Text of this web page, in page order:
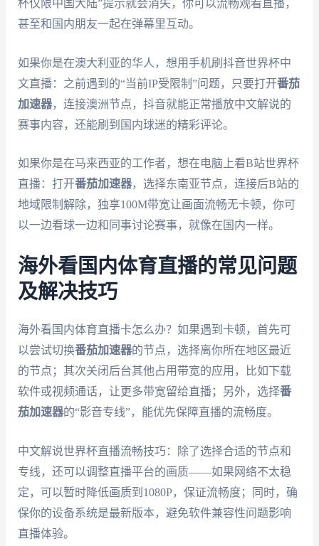
杯仅限中国大陆”提示就会消失，你可以流畅观看直播，
甚至和国内朋友一起在弹幕里互动。
如果你是在澳大利亚的华人，想用手机刷抖音世界杯中
文直播：之前遇到的“当前IP受限制”问题，只要打开番茄
加速器，连接澳洲节点，抖音就能正常播放中文解说的
赛事内容，还能刷到国内球迷的精彩评论。
如果你是在马来西亚的工作者，想在电脑上看B站世界杯
直播：打开番茄加速器，选择东南亚节点，连接后B站的
地域限制解除，独享100M带宽让画面流畅无卡顿，你可
以一边看球一边和同事讨论赛事，就像在国内一样。
海外看国内体育直播的常见问题
及解决技巧
海外看国内体育直播卡怎么办？如果遇到卡顿，首先可
以尝试切换番茄加速器的节点，选择离你所在地区最近
的节点；其次关闭后台其他占用带宽的应用，比如下载
软件或视频通话，让更多带宽留给直播；另外，选择番
茄加速器的“影音专线”，能优先保障直播的流畅度。
中文解说世界杯直播流畅技巧：除了选择合适的节点和
专线，还可以调整直播平台的画质——如果网络不太稳
定，可以暂时降低画质到1080P，保证流畅度；同时，确
保你的设备系统是最新版本，避免软件兼容性问题影响
直播体验。